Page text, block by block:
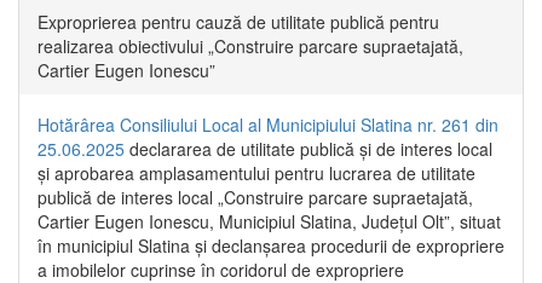
Exproprierea pentru cauză de utilitate publică pentru
realizarea obiectivului „Construire parcare supraetajată,
Cartier Eugen Ionescu”
Hotărârea Consiliului Local al Municipiului Slatina nr. 261 din
25.06.2025 declararea de utilitate publică și de interes local
și aprobarea amplasamentului pentru lucrarea de utilitate
publică de interes local „Construire parcare supraetajată,
Cartier Eugen Ionescu, Municipiul Slatina, Județul Olt”, situat
în municipiul Slatina și declanșarea procedurii de expropriere
a imobilelor cuprinse în coridorul de expropriere